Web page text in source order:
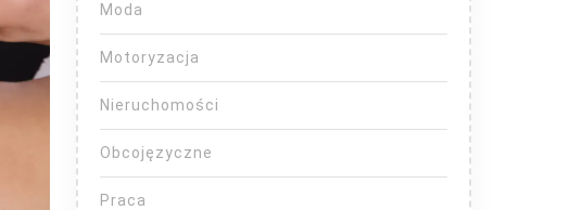
Moda
Motoryzacja
Nieruchomości
Obcojęzyczne
Praca